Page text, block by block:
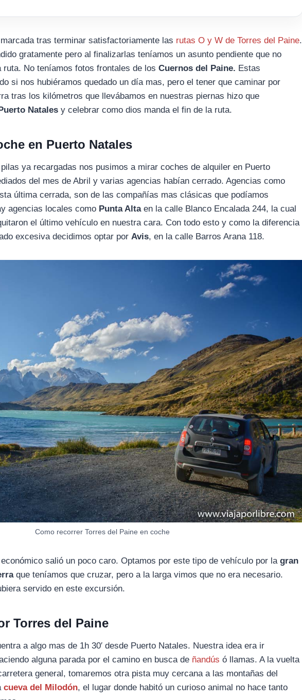
tras terminar satisfactoriamente las rutas O y W de Torres del Paine.
gratamente pero al finalizarlas teníamos un asunto pendiente que no
ruta. No teníamos fotos frontales de los Cuernos del Paine. Estas
si nos hubiéramos quedado un día mas, pero el tener que caminar por
tras los kilómetros que llevábamos en nuestras piernas hizo que
Natales y celebrar como dios manda el fin de la ruta.
en Puerto Natales
ya recargadas nos pusimos a mirar coches de alquiler en Puerto
del mes de Abril y varias agencias habían cerrado. Agencias como
última cerrada, son de las compañías mas clásicas que podíamos
agencias locales como Punta Altaen la calle Blanco Encalada 244, la cual
el último vehículo en nuestra cara. Con todo esto y como la diferencia
excesiva decidimos optar por Avis, en la calle Barros Arana 118.
Como recorrer Torres del Paine en coche
salió un poco caro. Optamos por este tipo de vehículo por la gran
que teníamos que cruzar, pero a la larga vimos que no era necesario.
servido en este excursión.
Torres del Paine
a algo mas de 1h 30′ desde Puerto Natales. Nuestra idea era ir
alguna parada por el camino en busca de ñandús ó llamas. A la vuelta
general, tomaremos otra pista muy cercana a las montañas del
cueva del Milodón, el lugar donde habitó un curioso animal no hace tanto